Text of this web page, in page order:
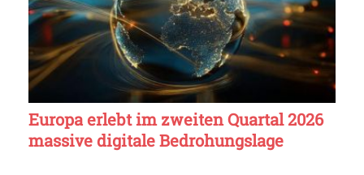
Europa erlebt im zweiten Quartal 2026
massive digitale Bedrohungslage